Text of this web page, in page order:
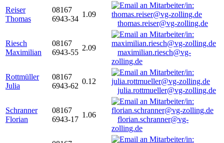
Reiser
Thomas
08167
6943-34
1.09
thomas.reiser@vg-zolling.de
Riesch
Maximilian
08167
6943-55
2.09
maximilian.riesch@vg-
zolling.de
Rottmüller
Julia
08167
6943-62
0.12
julia.rottmueller@vg-zolling.de
Schranner
Florian
08167
6943-17
1.06
florian.schranner@vg-
zolling.de